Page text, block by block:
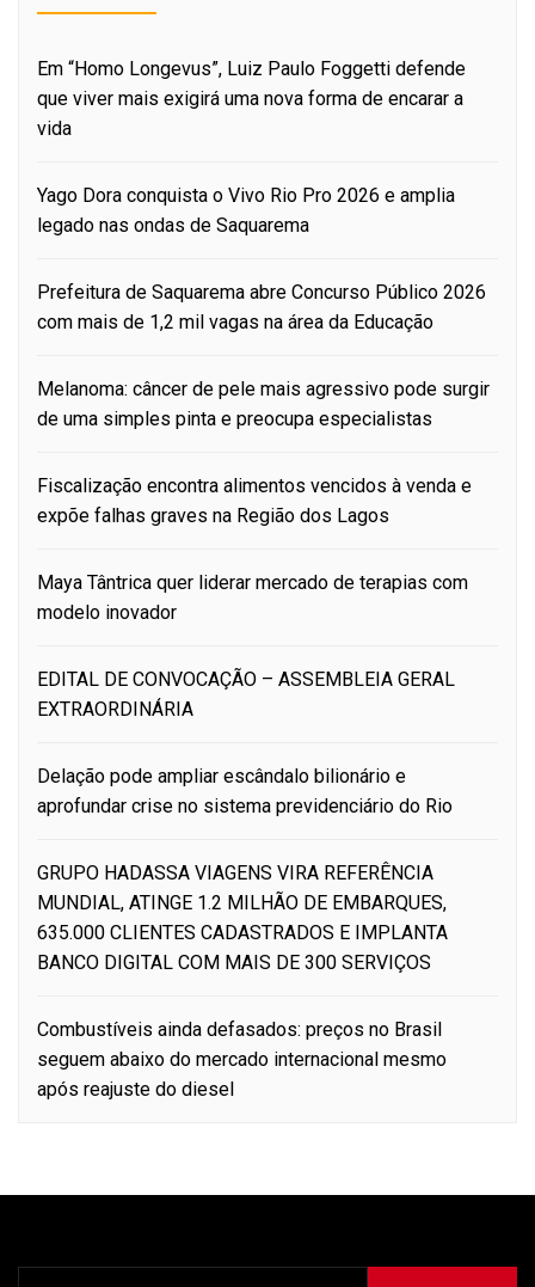
Em “Homo Longevus”, Luiz Paulo Foggetti defende
que viver mais exigirá uma nova forma de encarar a
vida
Yago Dora conquista o Vivo Rio Pro 2026 e amplia
legado nas ondas de Saquarema
Prefeitura de Saquarema abre Concurso Público 2026
com mais de 1,2 mil vagas na área da Educação
Melanoma: câncer de pele mais agressivo pode surgir
de uma simples pinta e preocupa especialistas
Fiscalização encontra alimentos vencidos à venda e
expõe falhas graves na Região dos Lagos
Maya Tântrica quer liderar mercado de terapias com
modelo inovador
EDITAL DE CONVOCAÇÃO – ASSEMBLEIA GERAL
EXTRAORDINÁRIA
Delação pode ampliar escândalo bilionário e
aprofundar crise no sistema previdenciário do Rio
GRUPO HADASSA VIAGENS VIRA REFERÊNCIA
MUNDIAL, ATINGE 1.2 MILHÃO DE EMBARQUES,
635.000 CLIENTES CADASTRADOS E IMPLANTA
BANCO DIGITAL COM MAIS DE 300 SERVIÇOS
Combustíveis ainda defasados: preços no Brasil
seguem abaixo do mercado internacional mesmo
após reajuste do diesel